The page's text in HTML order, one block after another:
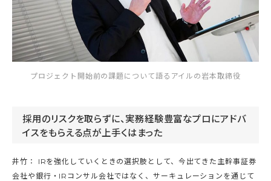
プロジェクト開始前の課題について語るアイルの岩本取締役
採用のリスクを取らずに、実務経験豊富なプロにアドバ
イスをもらえる点が上手くはまった
井竹： IRを強化していくときの選択肢として、今出てきた主幹事証券
会社や銀行・IRコンサル会社ではなく、サーキュレーションを通じて